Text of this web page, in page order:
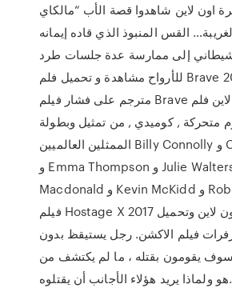
اون لاين شاهدوا قصة الأب “مالكاي
القس المنبوذ الذي قاده إيمانه
إلى ممارسة عدة جلسات طرد
للأرواح مشاهدة و تحميل فلم Brave 2012 الشجاع
مترجم على فشار فيلم Brave مترجم اون لاين فلم
متحركة , كوميدي , من تمثيل وبطولة
الممثلين العالميين Billy Connolly و Craig Ferguson
و Emma Thompson و Julie Walters و Kelly
Macdonald و Kevin McKidd و Robbie Coltrane و
فيلم Hostage X 2017 مترجم مشاهدة اون لاين وتحميل
فيلم الاكشن. رجل يستيقظ بدون
يقومون بقتله ، ما لم يكتشف من
هو ولماذا يريد هؤلاء الأجانب أن يقتلوه. Hostage X